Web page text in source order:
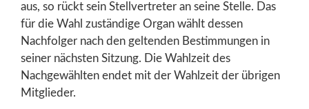
aus, so rückt sein Stellvertreter an seine Stelle. Das
für die Wahl zuständige Organ wählt dessen
Nachfolger nach den geltenden Bestimmungen in
seiner nächsten Sitzung. Die Wahlzeit des
Nachgewählten endet mit der Wahlzeit der übrigen
Mitglieder.